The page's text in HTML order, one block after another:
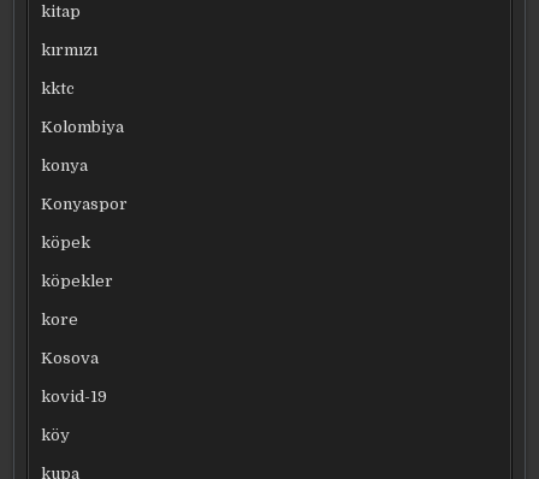
kitap
kırmızı
kktc
Kolombiya
konya
Konyaspor
köpek
köpekler
kore
Kosova
kovid-19
köy
kupa